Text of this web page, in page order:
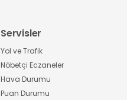
Servisler
Yol ve Trafik
Nöbetçi Eczaneler
Hava Durumu
Puan Durumu